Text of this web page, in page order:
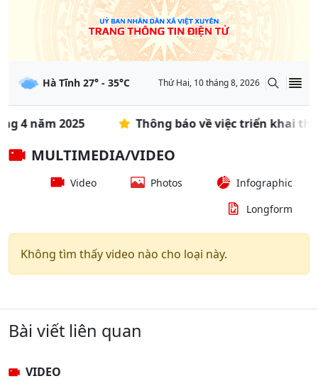
Hà Tĩnh 27° - 35°C Thứ Hai, 10 tháng 8, 2026
4 năm 2025 Thông báo về việc triển khai
MULTIMEDIA/VIDEO
Video Photos
Infographic
Longform
Không tìm thấy video nào cho loại này.
Bài viết liên quan
VIDEO